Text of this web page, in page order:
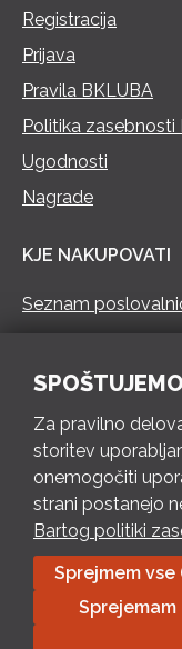
Registracija
Prijava
Pravila BKLUBA
Politika zasebnosti
Ugodnosti
Nagrade
KJE NAKUPOVATI
Seznam
PON – PET 8 – 18
Pošlji e-mail
Izpolni kontaktni
Bartog d.o.o.
8174 248, Banka
Ivan Šantorić |
Za pravilno
storitev
onemogočiti
strani postanejo
Bartog politiki
Sprejmem